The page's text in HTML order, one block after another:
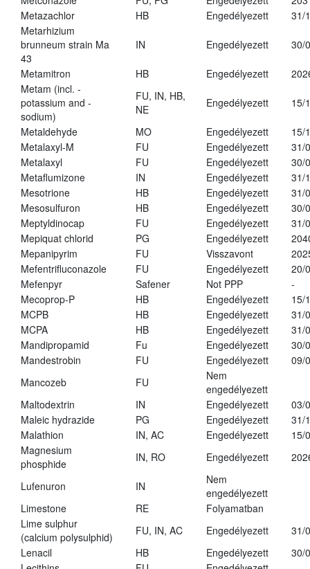
Metazachlor
HB Engedélyezett
31/
Metarhizium
brunneum strain Ma
43
IN Engedélyezett 30/
Metamitron HB Engedélyezett
Metam (incl. -
potassium and -
sodium)
FU, IN, HB,
NE
Engedélyezett 15/
Metaldehyde MO Engedélyezett
15/
Metalaxyl-M
FU Engedélyezett
31/
Metalaxyl
FU Engedélyezett
30/
Metaflumizone
IN Engedélyezett
31/
Mesotrione
HB Engedélyezett
31/
Mesosulfuron
HB Engedélyezett
30/
Meptyldinocap
FU Engedélyezett
31/
Mepiquat chlorid
PG Engedélyezett
Mepanipyrim
FU Visszavont
Mefentrifluconazole
FU Engedélyezett
20/
Mefenpyr
Safener Not PPP
-
Mecoprop-P
HB Engedélyezett
15/
MCPB
HB Engedélyezett
31/
MCPA
HB Engedélyezett
31/
Mandipropamid
Fu Engedélyezett
30/
Mandestrobin
FU Engedélyezett
09/
Mancozeb
FU
Nem
engedélyezett
Maltodextrin
IN Engedélyezett
03/
Maleic hydrazide
PG Engedélyezett
31/
Malathion
IN, AC Engedélyezett
15/
Magnesium
phosphide
IN, RO Engedélyezett
Lufenuron IN
Nem
engedélyezett
Limestone
RE
Folyamatban
Lime sulphur
(calcium polysulphid)
FU, IN, AC Engedélyezett
31/
Lenacil
HB Engedélyezett
30/